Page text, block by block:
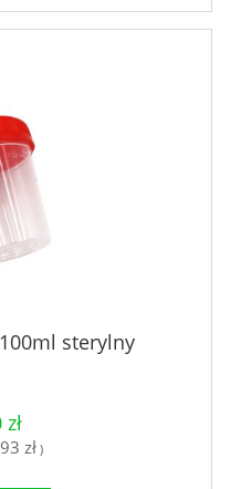
sterylny
zł)